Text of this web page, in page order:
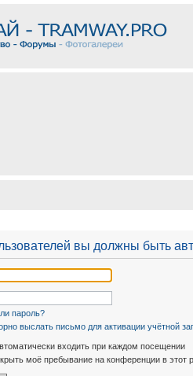
вы должны быть
пароль?
выслать письмо для активации учётной
входить при каждом посещении
моё пребывание на конференции в этот